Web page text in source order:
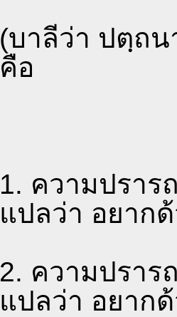
(บาลีว่า ปตฺถน
คือ
1. ความปรา
แปลว่า อยาก
2. ความปรา
แปลว่า อยาก